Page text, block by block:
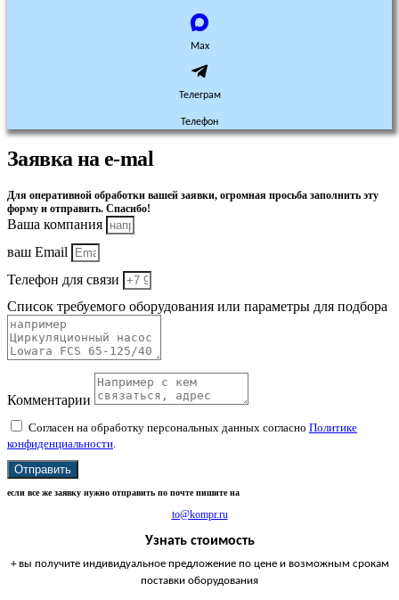
Max
Телеграм
Телефон
Заявка на e-mal
Для оперативной обработки вашей заявки, огромная просьба заполнить эту
форму и отправить. Спасибо!
Ваша компания
ваш Email
Телефон для связи
Список требуемого оборудования или параметры для подбора
Комментарии
Согласен на обработку персональных данных согласно Политике
конфиденциальности.
Отправить
если все же заявку нужно отправить по почте пишите на
to@kompr.ru
Узнать стоимость
+ вы получите индивидуальное предложение по цене и возможным срокам
поставки оборудования